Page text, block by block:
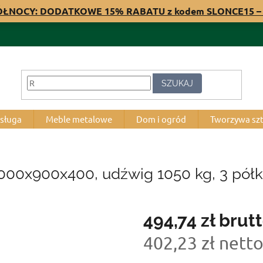
DODATKOWE 15% RABATU z kodem SLONCE15
SZUKAJ
Meble metalowe Dom i ogród Tworzywa
udźwig 1050 kg, 3
494,74 zł
402,23 zł netto